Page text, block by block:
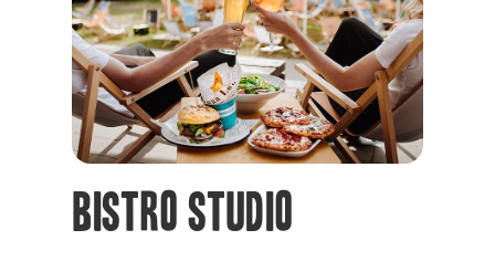
Bistro Studio